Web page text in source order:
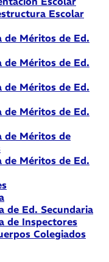
Escolar
Méritos de Ed.
Méritos de Ed.
Méritos de Ed.
Méritos de Ed.
de Méritos de
Méritos de Ed.
de Ed. Secundaria
de Inspectores
Colegiados